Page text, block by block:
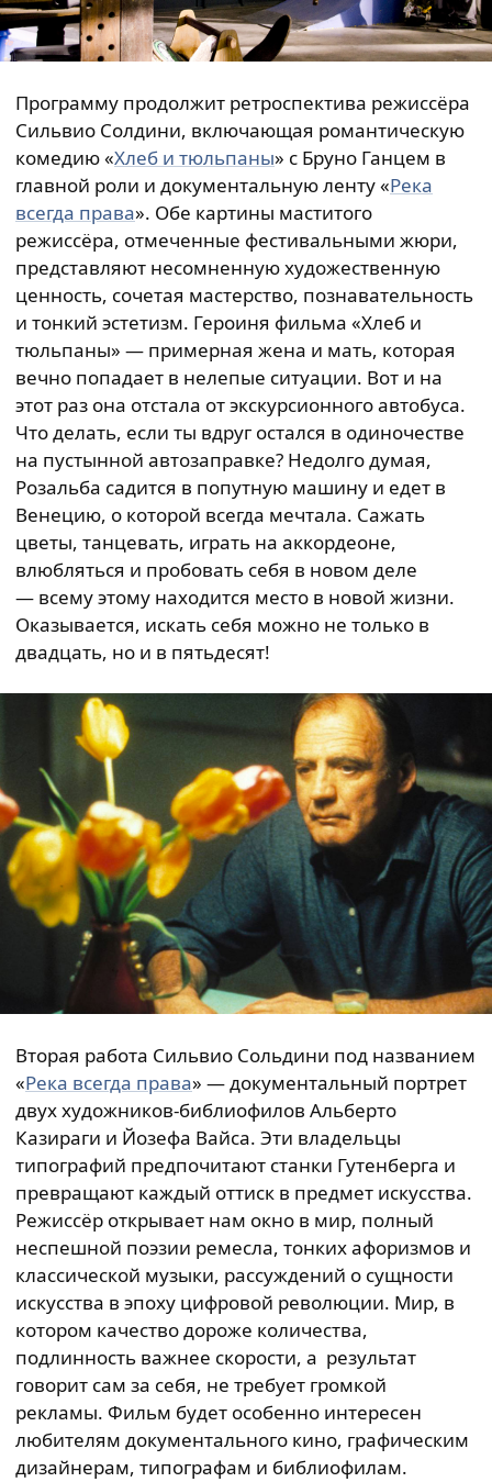
Программу продолжит ретроспектива режиссёра
Сильвио Солдини, включающая романтическую
комедию «Хлеб и тюльпаны» с Бруно Ганцем в
главной роли и документальную ленту «Река
всегда права». Обе картины маститого
режиссёра, отмеченные фестивальными жюри,
представляют несомненную художественную
ценность, сочетая мастерство, познавательность
и тонкий эстетизм. Героиня фильма «Хлеб и
тюльпаны» — примерная жена и мать, которая
вечно попадает в нелепые ситуации. Вот и на
этот раз она отстала от экскурсионного автобуса.
Что делать, если ты вдруг остался в одиночестве
на пустынной автозаправке? Недолго думая,
Розальба садится в попутную машину и едет в
Венецию, о которой всегда мечтала. Сажать
цветы, танцевать, играть на аккордеоне,
влюбляться и пробовать себя в новом деле
— всему этому находится место в новой жизни.
Оказывается, искать себя можно не только в
двадцать, но и в пятьдесят!
Вторая работа Сильвио Сольдини под названием
«Река всегда права» — документальный портрет
двух художников-библиофилов Альберто
Казираги и Йозефа Вайса. Эти владельцы
типографий предпочитают станки Гутенберга и
превращают каждый оттиск в предмет искусства.
Режиссёр открывает нам окно в мир, полный
неспешной поэзии ремесла, тонких афоризмов и
классической музыки, рассуждений о сущности
искусства в эпоху цифровой революции. Мир, в
котором качество дороже количества,
подлинность важнее скорости, а результат
говорит сам за себя, не требует громкой
рекламы. Фильм будет особенно интересен
любителям документального кино, графическим
дизайнерам, типографам и библиофилам.